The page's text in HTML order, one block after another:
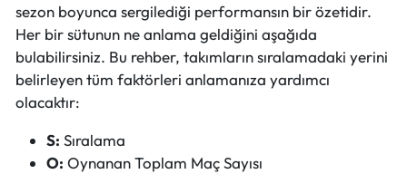
sezon boyunca sergilediği performansın bir özetidir.
Her bir sütunun ne anlama geldiğini aşağıda
bulabilirsiniz. Bu rehber, takımların sıralamadaki yerini
belirleyen tüm faktörleri anlamanıza yardımcı
olacaktır:
S: Sıralama
O: Oynanan Toplam Maç Sayısı